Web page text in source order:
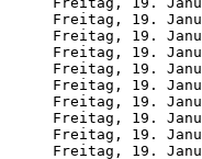
Freitag, 19.
Freitag, 19.
Freitag, 19.
Freitag, 19.
Freitag, 19.
Freitag, 19.
Freitag, 19.
Freitag, 19.
Freitag, 19.